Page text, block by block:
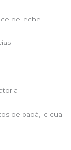
de leche
de papá, lo cual